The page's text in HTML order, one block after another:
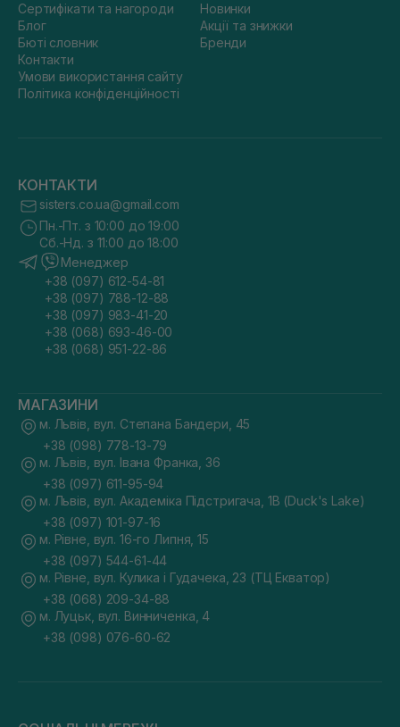
Сертифікати та нагороди
Блог
Бюті словник
Контакти
Умови використання сайту
Політика конфіденційності
Новинки
Акції та знижки
Бренди
КОНТАКТИ
sisters.co.ua@gmail.com
Пн.-Пт. з 10:00 до 19:00
Сб.-Нд. з 11:00 до 18:00
Менеджер
+38 (097) 612-54-81
+38 (097) 788-12-88
+38 (097) 983-41-20
+38 (068) 693-46-00
+38 (068) 951-22-86
МАГАЗИНИ
м. Львів, вул. Степана Бандери, 45
+38 (098) 778-13-79
м. Львів, вул. Івана Франка, 36
+38 (097) 611-95-94
м. Львів, вул. Академіка Підстригача, 1В (Duck's Lake)
+38 (097) 101-97-16
м. Рівне, вул. 16-го Липня, 15
+38 (097) 544-61-44
м. Рівне, вул. Кулика і Гудачека, 23 (ТЦ Екватор)
+38 (068) 209-34-88
м. Луцьк, вул. Винниченка, 4
+38 (098) 076-60-62